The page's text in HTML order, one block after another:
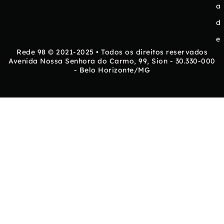
a
d
e
Rede 98 © 2021-2025 • Todos os direitos reservados
Avenida Nossa Senhora do Carmo, 99, Sion - 30.330-000
- Belo Horizonte/MG